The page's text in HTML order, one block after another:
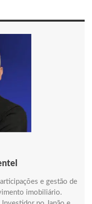
e gestão de
imobiliário.